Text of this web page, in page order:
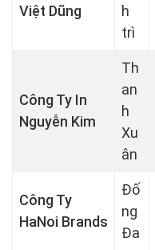
Việt Dũng
h
trì
Công Ty In
Nguyễn Kim
Th
an
h
Xu
ân
Công Ty
HaNoi Brands
Đố
ng
Đa